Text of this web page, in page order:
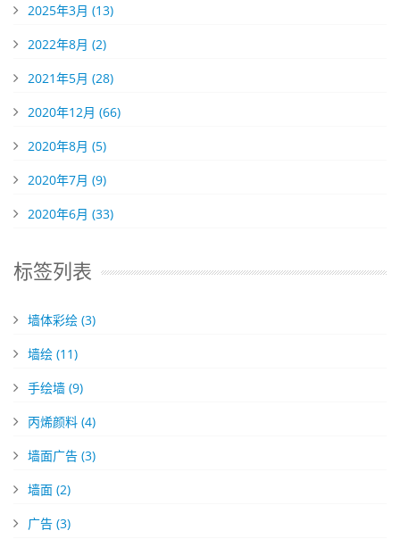
2025年3月 (13)
2022年8月 (2)
2021年5月 (28)
2020年12月 (66)
2020年8月 (5)
2020年7月 (9)
2020年6月 (33)
标签列表
墙体彩绘 (3)
墙绘 (11)
手绘墙 (9)
丙烯颜料 (4)
墙面广告 (3)
墙面 (2)
广告 (3)